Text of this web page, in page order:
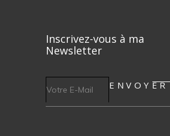
Inscrivez-vous à ma
Newsletter